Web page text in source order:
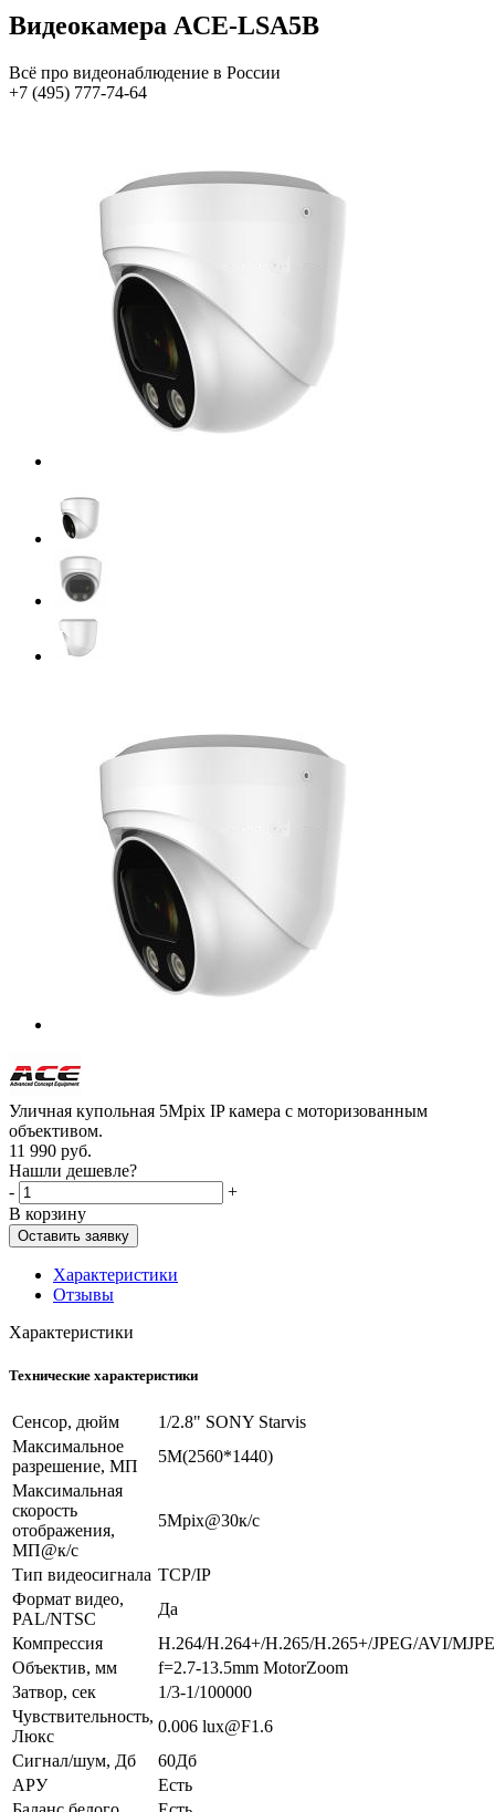
Видеокамера ACE-LSA5B
Всё про видеонаблюдение в России
+7 (495) 777-74-64
Уличная купольная 5Mpix IP камера с моторизованным
объективом.
11 990 руб.
Нашли дешевле?
-
+
В корзину
Оставить заявку
Характеристики
Отзывы
Характеристики
Технические характеристики
Сенсор, дюйм
1/2.8" SONY Starvis
Максимальное
разрешение, МП
5M(2560*1440)
Максимальная
скорость
отображения,
МП@к/с
5Mpix@30к/c
Тип видеосигнала TCP/IP
Формат видео,
PAL/NTSC
Да
Компрессия
H.264/H.264+/H.265/H.265+/JPEG/AVI/
Объектив, мм
f=2.7-13.5mm MotorZoom
Затвор, сек
1/3-1/100000
Чувствительность,
Люкс
0.006 lux@F1.6
Сигнал/шум, Дб
60Дб
АРУ
Есть